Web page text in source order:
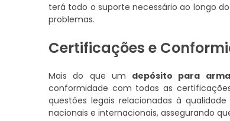
terá todo o suporte necessário ao longo
problemas.
Certificações e
Mais do que um depósito para
conformidade com todas as
questões legais relacionadas à
nacionais e internacionais, assegurando